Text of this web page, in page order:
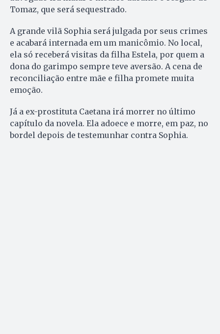
Tomaz, que será sequestrado.
A grande vilã Sophia será julgada por seus crimes
e acabará internada em um manicômio. No local,
ela só receberá visitas da filha Estela, por quem a
dona do garimpo sempre teve aversão. A cena de
reconciliação entre mãe e filha promete muita
emoção.
Já a ex-prostituta Caetana irá morrer no último
capítulo da novela. Ela adoece e morre, em paz, no
bordel depois de testemunhar contra Sophia.